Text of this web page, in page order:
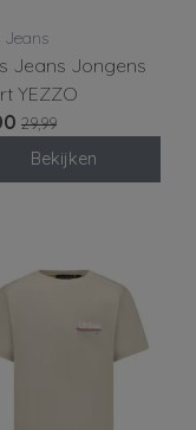
Jeans
Jeans Jongens
YEZZO
29,99
Bekijken